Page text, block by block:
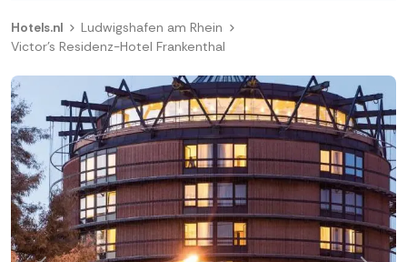
Hotels.nl
Ludwigshafen am Rhein
Victor's Residenz-Hotel Frankenthal